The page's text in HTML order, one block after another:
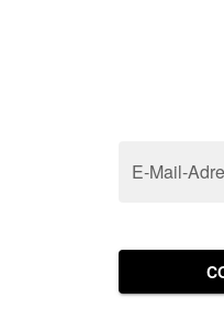
E-Mail-